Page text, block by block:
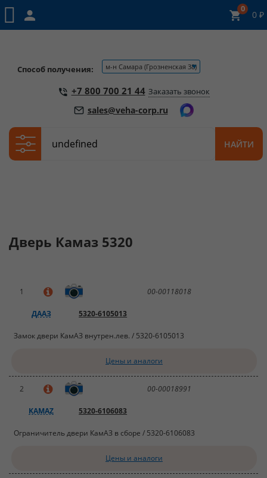
0
0 ₽
Способ получения: м-н Самара (Грозненская 38)
+7 800 700 21 44 Заказать звонок
sales@veha-corp.ru
НАЙТИ
Дверь Камаз 5320
1 00-00118018
ДААЗ 5320-6105013
Замок двери КамАЗ внутрен.лев. / 5320-6105013
Цены и аналоги
2 00-00018991
KAMAZ 5320-6106083
Ограничитель двери КамАЗ в сборе / 5320-6106083
Цены и аналоги